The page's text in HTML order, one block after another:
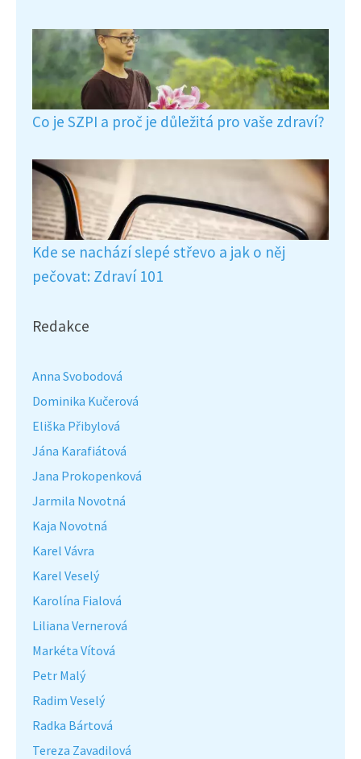
Co je SZPI a proč je důležitá pro vaše zdraví?
Kde se nachází slepé střevo a jak o něj
pečovat: Zdraví 101
Redakce
Anna Svobodová
Dominika Kučerová
Eliška Přibylová
Jána Karafiátová
Jana Prokopenková
Jarmila Novotná
Kaja Novotná
Karel Vávra
Karel Veselý
Karolína Fialová
Liliana Vernerová
Markéta Vítová
Petr Malý
Radim Veselý
Radka Bártová
Tereza Zavadilová